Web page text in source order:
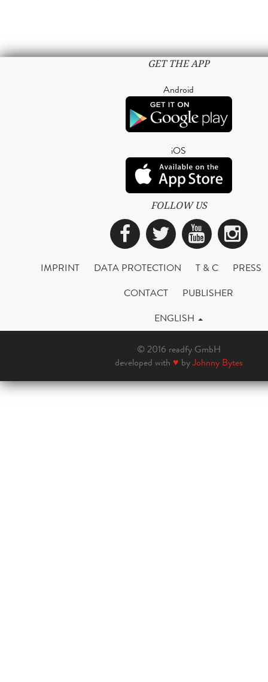
GET THE APP
Android
iOS
FOLLOW US
Facebook
Twitter
IMPRINT DATA PROTECTION T & C
PRESS
CONTACT
PUBLISHER
ENGLISH
© 2016 readfy GmbH
developed with ♥ byJohnny Bytes